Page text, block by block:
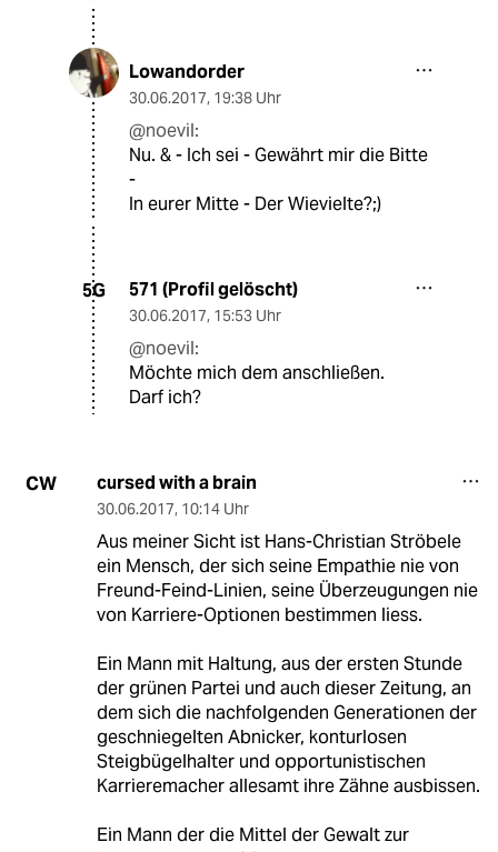
Lowandorder
30.06.2017, 19:38 Uhr
@noevil:
Nu. & - Ich sei - Gewährt mir die Bitte
-
In eurer Mitte - Der Wievielte?;)
5G 571 (Profil gelöscht)
30.06.2017, 15:53 Uhr
@noevil:
Möchte mich dem anschließen.
Darf ich?
CW cursed with a brain
30.06.2017, 10:14 Uhr
Aus meiner Sicht ist Hans-Christian Ströbele
ein Mensch, der sich seine Empathie nie von
Freund-Feind-Linien, seine Überzeugungen nie
von Karriere-Optionen bestimmen liess.
Ein Mann mit Haltung, aus der ersten Stunde
der grünen Partei und auch dieser Zeitung, an
dem sich die nachfolgenden Generationen der
geschniegelten Abnicker, konturlosen
Steigbügelhalter und opportunistischen
Karrieremacher allesamt ihre Zähne ausbissen.
Ein Mann der die Mittel der Gewalt zur